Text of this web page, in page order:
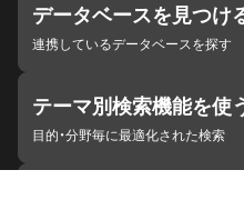
データベースを見つけ
連携しているデータベースを探す
テーマ別検索機能を使
目的・分野毎に最適化された検索